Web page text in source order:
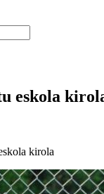
eskola
kirola